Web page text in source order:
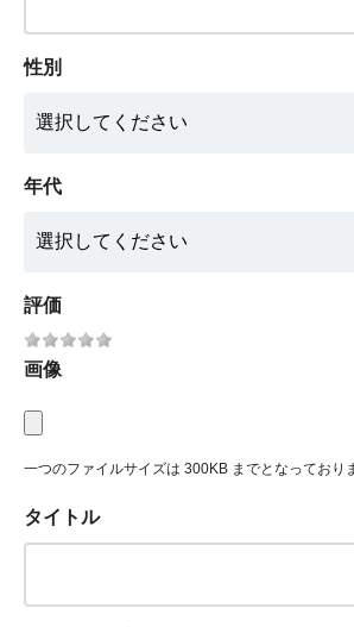
性別
年代
評価
画像
一つのファイルサイズは 300KB までとなっており
タイトル